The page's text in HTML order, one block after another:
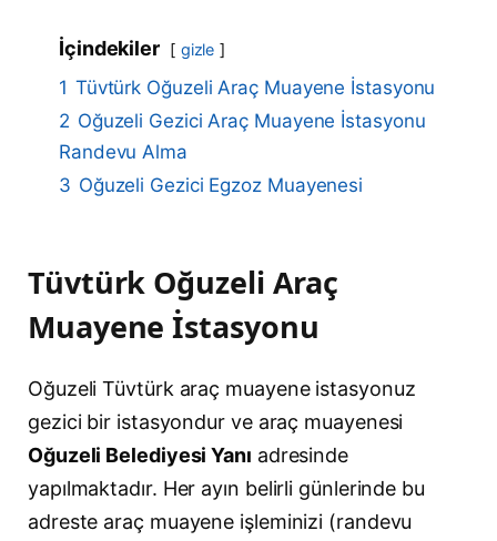
İçindekiler gizle
1 Tüvtürk Oğuzeli Araç Muayene İstasyonu
2 Oğuzeli Gezici Araç Muayene İstasyonu
Randevu Alma
3 Oğuzeli Gezici Egzoz Muayenesi
Tüvtürk Oğuzeli Araç
Muayene İstasyonu
Oğuzeli Tüvtürk araç muayene istasyonuz
gezici bir istasyondur ve araç muayenesi
Oğuzeli Belediyesi Yanı adresinde
yapılmaktadır. Her ayın belirli günlerinde bu
adreste araç muayene işleminizi (randevu